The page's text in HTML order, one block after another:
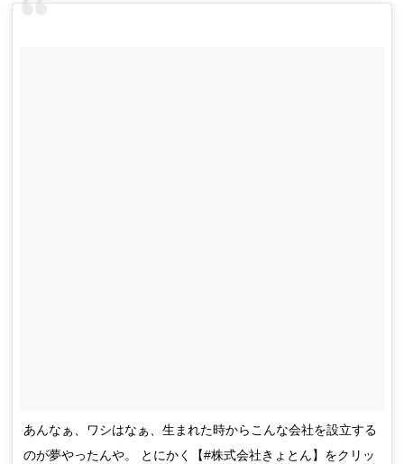
あんなぁ、ワシはなぁ、生まれた時からこんな会社を設立する
のが夢やったんや。 とにかく【#株式会社きょとん】をクリッ